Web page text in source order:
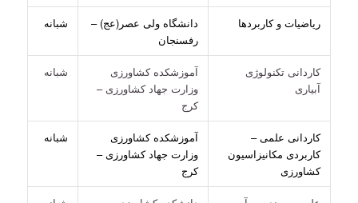
ریاضیات و کاربردها
دانشگاه ولی عصر(عج) –
رفسنجان
شبانه
کاردانی تکنولوژی
آبیاری
آموزشکده کشاورزی
وزارت جهاد کشاورزی –
کرج
شبانه
کاردانی علمی –
کاربردی مکانیزاسیون
کشاورزی
آموزشکده کشاورزی
وزارت جهاد کشاورزی –
کرج
شبانه